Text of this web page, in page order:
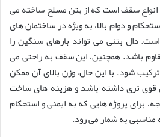
انواع سقف است که از بتن مسلح ساخته می
و دوام بالا، به ویژه در ساختمان های
دال بتنی می تواند بارهای سنگین را
باشد. همچنین، این سقف به راحتی می
شود. با این حال، وزن بالای آن ممکن
قوی تری داشته باشد و هزینه های ساخت
برای پروژه هایی که به ایمنی و استحکام
مناسبی به شمار می رود.